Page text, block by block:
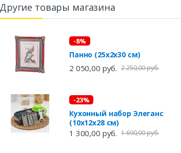
Другие товары магазина
-8%
Панно (25х2х30 см)
2 050,00 руб. 2 250,00 руб.
-23%
Кухонный набор Элеганс
(10х12х28 см)
1 300,00 руб. 1 690,00 руб.